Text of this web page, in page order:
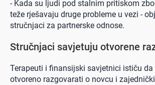
- Kada su ljudi pod stalnim pritiskom
teže rješavaju druge probleme u vezi -
stručnjaci za partnerske odnose.
Stručnjaci savjetuju otvorene
Terapeuti i finansijski savjetnici ističu
otvoreno razgovarati o novcu i